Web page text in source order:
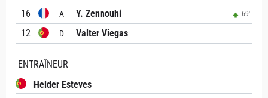
16 A Y. Zennouhi 69'
12 D Valter Viegas
ENTRAÎNEUR
Helder Esteves